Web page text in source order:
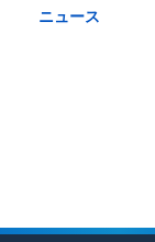
ニュース